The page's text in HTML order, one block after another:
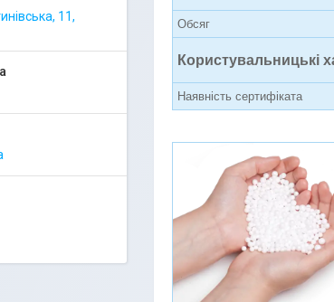
Обсяг
Користувальницькі
Наявність сертифіката
11,